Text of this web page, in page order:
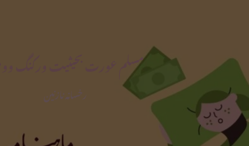
مسلم عورت بحیثیت ورکنگ وومن
رخسانہ نازنین